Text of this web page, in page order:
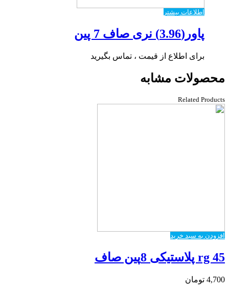
اطلاعات بیشتر
پاور(3.96) نری صاف 7 پین
برای اطلاع از قیمت ، تماس بگیرید
محصولات مشابه
Related Products
افزودن به سبد خرید
rg 45 پلاستیکی 8پین صاف
4,700 تومان